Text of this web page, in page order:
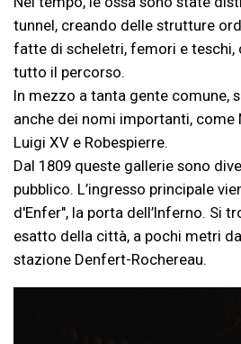
tunnel, creando delle strutture
fatte di scheletri, femori e teschi,
tutto il percorso.
In mezzo a tanta gente comune,
anche dei nomi importanti, come
Luigi XV e Robespierre.
Dal 1809 queste gallerie sono
pubblico. L’ingresso principale
d'Enfer", la porta dell’Inferno. Si
esatto della città, a pochi metri
stazione Denfert-Rochereau.